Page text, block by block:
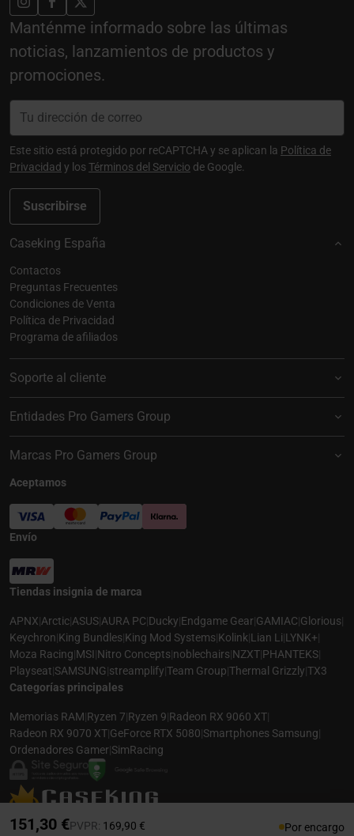
PVPR: Precio rebajado desde
169,90 €
151,30 € Por encargo
Manténme informado sobre las últimas
noticias, lanzamientos de productos y
promociones.
Suscribirse
Este sitio está protegido por reCAPTCHA y se aplican la Política de
Privacidad y losTérminos del Servicio de Google.
Caseking España
Contactos
Preguntas Frecuentes
Condiciones de Venta
Política de Privacidad
Programa de afiliados
Soporte al cliente
Entidades Pro Gamers Group
Marcas Pro Gamers Group
Aceptamos
Envío
Tiendas insignia de marca
APNX|Arctic|ASUS|AURA PC|Ducky|Endgame Gear|GAMIAC|Glorious|
Keychron|King Bundles|King Mod Systems|Kolink|Lian Li|LYNK+|
Moza Racing|MSI|Nitro Concepts|noblechairs|NZXT|PHANTEKS|
Playseat|SAMSUNG|streamplify|Team Group|Thermal Grizzly|TX3
Categorías principales
Memorias RAM|Ryzen 7|Ryzen 9|Radeon RX 9060 XT|
Radeon RX 9070 XT|GeForce RTX 5080|Smartphones Samsung|
Ordenadores Gamer|SimRacing
© 2026 CASEKING ESPAÑA. TODOS LOS DERECHOS RESERVADOS. LAS